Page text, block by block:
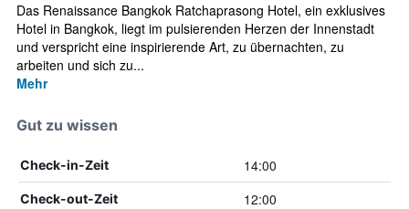
Das Renaissance Bangkok Ratchaprasong Hotel, ein exklusives
Hotel in Bangkok, liegt im pulsierenden Herzen der Innenstadt
und verspricht eine inspirierende Art, zu übernachten, zu
arbeiten und sich zu...
Mehr
Gut zu wissen
Check-in-Zeit 14:00
Check-out-Zeit 12:00